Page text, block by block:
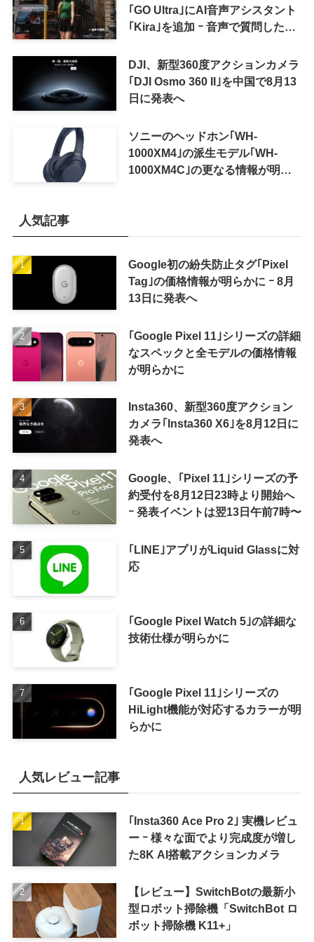
｢GO Ultra｣にAI音声アシスタント
｢Kira｣を追加 ｰ 音声で質問した
可能に
DJI、新型360度アクションカメラ
｢DJI Osmo 360 II｣を中国で8月13
日に発表へ
ソニーのヘッドホン｢WH-
1000XM4｣の派生モデル｢WH-
1000XM4C｣の更なる情報が明ら
人気記事
Google初の紛失防止タグ｢Pixel
Tag｣の価格情報が明らかに ｰ 8月
13日に発表へ
｢Google Pixel 11｣シリーズの詳細
なスペックと全モデルの価格情報
が明らかに
Insta360、新型360度アクション
カメラ｢Insta360 X6｣を8月12日に
発表へ
Google、｢Pixel 11｣シリーズの予
約受付を8月12日23時より開始へ
ｰ 発表イベントは翌13日午前7時〜
｢LINE｣アプリがLiquid Glassに対
応
｢Google Pixel Watch 5｣の詳細な
技術仕様が明らかに
｢Google Pixel 11｣シリーズの
HiLight機能が対応するカラーが明
らかに
人気レビュー記事
｢Insta360 Ace Pro 2｣ 実機レビュ
ー ｰ 様々な面でより完成度が増し
た8K AI搭載アクションカメラ
【レビュー】SwitchBotの最新小
型ロボット掃除機「SwitchBot ロ
ボット掃除機 K11+」